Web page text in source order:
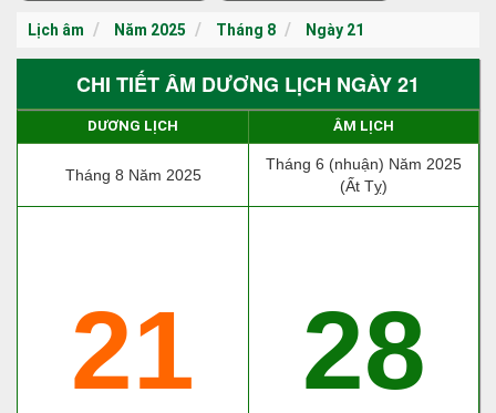
Lịch âm Năm 2025 Tháng 8 Ngày 21
CHI TIẾT ÂM DƯƠNG LỊCH NGÀY 21
DƯƠNG LỊCH ÂM LỊCH
Tháng 8 Năm 2025
Tháng 6 (nhuận) Năm 2025
(Ất Tỵ)
21 28